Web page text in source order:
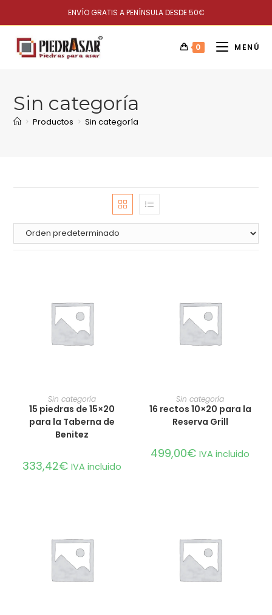
ENVÍO GRATIS A PENÍNSULA DESDE 50€
0 MENÚ
Sin categoría
> Productos > Sin categoría
AÑADIR AL CARRITO
Sin categoría
15 piedras de 15×20
para la Taberna de
Benitez
333,42€ IVA incluido
AÑADIR AL CARRITO
Sin categoría
16 rectos 10×20 para la
Reserva Grill
499,00€ IVA incluido